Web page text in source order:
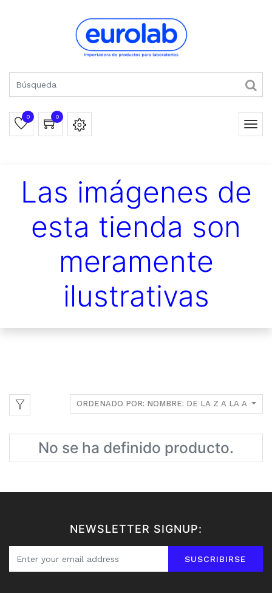
0 0
Las imágenes de
esta tienda son
meramente
ilustrativas
ORDENADO POR: NOMBRE: DE LA Z A LA A
No se ha definido producto.
NEWSLETTER SIGNUP:
SUSCRIBIRSE